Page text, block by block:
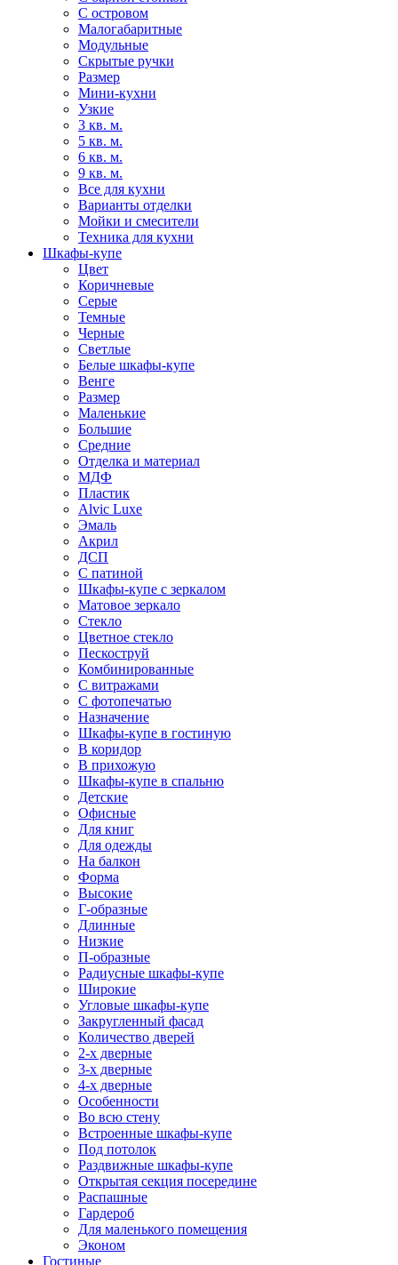
С островом
Малогабаритные
Модульные
Скрытые ручки
Размер
Мини-кухни
Узкие
3 кв. м.
5 кв. м.
6 кв. м.
9 кв. м.
Все для кухни
Варианты отделки
Мойки и смесители
Техника для кухни
Шкафы-купе
Цвет
Коричневые
Серые
Темные
Черные
Светлые
Белые шкафы-купе
Венге
Размер
Маленькие
Большие
Средние
Отделка и материал
МДФ
Пластик
Alvic Luxe
Эмаль
Акрил
ДСП
С патиной
Шкафы-купе с зеркалом
Матовое зеркало
Стекло
Цветное стекло
Пескоструй
Комбинированные
С витражами
С фотопечатью
Назначение
Шкафы-купе в гостиную
В коридор
В прихожую
Шкафы-купе в спальню
Детские
Офисные
Для книг
Для одежды
На балкон
Форма
Высокие
Г-образные
Длинные
Низкие
П-образные
Радиусные шкафы-купе
Широкие
Угловые шкафы-купе
Закругленный фасад
Количество дверей
2-х дверные
3-х дверные
4-х дверные
Особенности
Во всю стену
Встроенные шкафы-купе
Под потолок
Раздвижные шкафы-купе
Открытая секция посередине
Распашные
Гардероб
Для маленького помещения
Эконом
Гостиные